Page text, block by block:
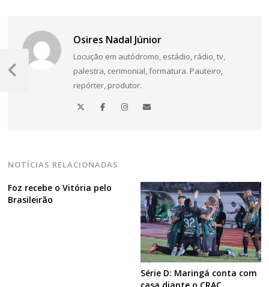
Osires Nadal Júnior
Locução em autódromo, estádio, rádio, tv,
palestra, cerimonial, formatura. Pauteiro,
repórter, produtor.
NOTÍCIAS RELACIONADAS
Foz recebe o Vitória pelo
Brasileirão
Série D: Maringá conta com
Navegação
de
Post